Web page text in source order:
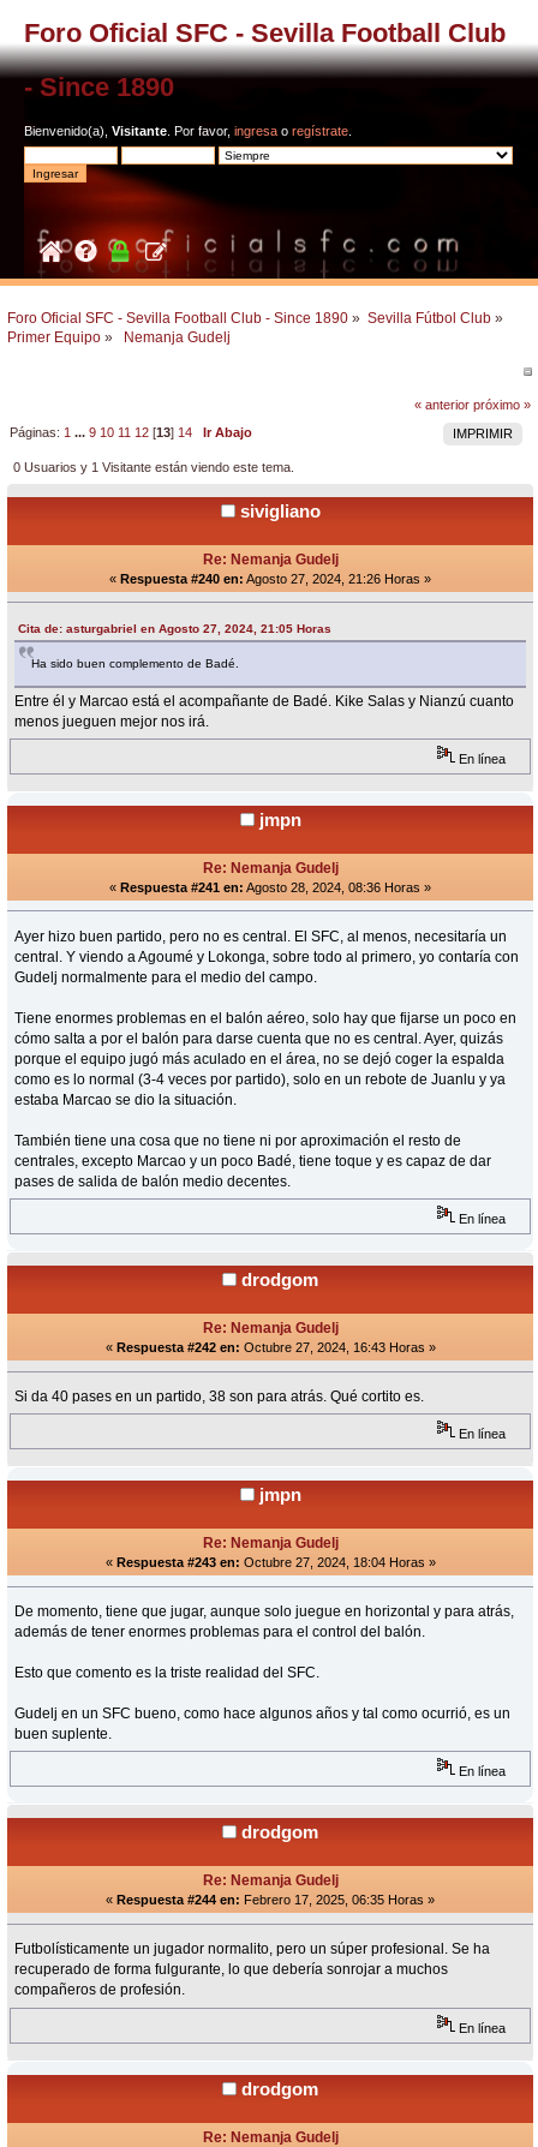
Foro Oficial SFC - Sevilla Football Club
- Since 1890
Bienvenido(a), Visitante . Por favor, ingresa o regístrate
Foro Oficial SFC - Sevilla Football Club - Since 1890 » Sevilla Fútbol Club »
Primer Equipo » Nemanja Gudelj
« anterior próximo »
IMPRIMIR
Páginas: 1 ...9 10 11 12 [13] 14 Ir Abajo
0 Usuarios y 1 Visitante están viendo este tema.
sivigliano
Re: Nemanja Gudelj
« Respuesta #240 en: Agosto 27, 2024, 21:26 Horas »
Cita de: asturgabriel en Agosto 27, 2024, 21:05 Horas
Ha sido buen complemento de Badé.
Entre él y Marcao está el acompañante de Badé. Kike Salas y Nianzú cuanto
menos jueguen mejor nos irá.
En línea
jmpn
Re: Nemanja Gudelj
« Respuesta #241 en: Agosto 28, 2024, 08:36 Horas »
Ayer hizo buen partido, pero no es central. El SFC, al menos, necesitaría un
central. Y viendo a Agoumé y Lokonga, sobre todo al primero, yo contaría con
Gudelj normalmente para el medio del campo.
Tiene enormes problemas en el balón aéreo, solo hay que fijarse un poco en
cómo salta a por el balón para darse cuenta que no es central. Ayer, quizás
porque el equipo jugó más aculado en el área, no se dejó coger la espalda
como es lo normal (3-4 veces por partido), solo en un rebote de Juanlu y ya
estaba Marcao se dio la situación.
También tiene una cosa que no tiene ni por aproximación el resto de
centrales, excepto Marcao y un poco Badé, tiene toque y es capaz de dar
pases de salida de balón medio decentes.
En línea
drodgom
Re: Nemanja Gudelj
« Respuesta #242 en: Octubre 27, 2024, 16:43 Horas »
Si da 40 pases en un partido, 38 son para atrás. Qué cortito es.
En línea
jmpn
Re: Nemanja Gudelj
« Respuesta #243 en: Octubre 27, 2024, 18:04 Horas »
De momento, tiene que jugar, aunque solo juegue en horizontal y para atrás,
además de tener enormes problemas para el control del balón.
Esto que comento es la triste realidad del SFC.
Gudelj en un SFC bueno, como hace algunos años y tal como ocurrió, es un
buen suplente.
En línea
drodgom
Re: Nemanja Gudelj
« Respuesta #244 en: Febrero 17, 2025, 06:35 Horas »
Futbolísticamente un jugador normalito, pero un súper profesional. Se ha
recuperado de forma fulgurante, lo que debería sonrojar a muchos
compañeros de profesión.
En línea
drodgom
Re: Nemanja Gudelj